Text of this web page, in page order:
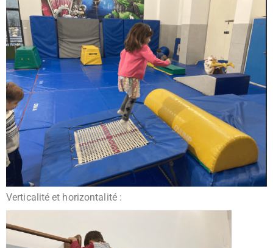
Verticalité et horizontalité :